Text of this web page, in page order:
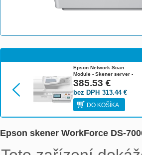
Epson Network Scan
Module - Skener server -
10/100 Ethernet - pro
Epson DS-6500, DS-7500;
WorkForce B12B808411
385.53 €
313.44€
bez DPH
DO KOŠÍKA
Epson skener WorkForce DS-